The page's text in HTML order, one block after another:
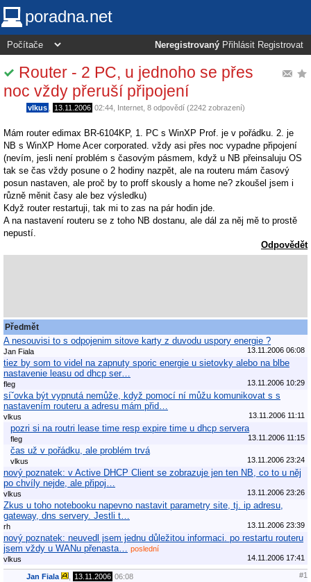
poradna.net
Neregistrovaný Přihlásit Registrovat
Router - 2 PC, u jednoho se přes
noc vždy přeruší připojení
vlkus 13.11.2006 02:44 Internet , 8 odpovědí (2242 zobrazení)
Mám router edimax BR-6104KP, 1. PC s WinXP Prof. je v pořádku. 2. je
NB s WinXP Home Acer corporated. vždy asi přes noc vypadne připojení
(nevím, jesli není problém s časovým pásmem, když u NB přeinsaluju OS
tak se čas vždy posune o 2 hodiny nazpět, ale na routeru mám časový
posun nastaven, ale proč by to proff skously a home ne? zkoušel jsem i
různě měnit časy ale bez výsledku)
Když router restartuji, tak mi to zas na pár hodin jde.
A na nastavení routeru se z toho NB dostanu, ale dál za něj mě to prostě
nepustí.
Odpovědět
Předmět
A nesouvisi to s odpojenim sitove karty z duvodu uspory energie ?
Jan Fiala 13.11.2006 06:08
tiez by som to videl na zapnuty sporic energie u sietovky alebo na blbe
nastavenie leasu od dhcp ser…
fleg 13.11.2006 10:29
síˇovka být vypnutá nemůže, když pomocí ní můžu komunikovat s s
nastavením routeru a adresu mám přid…
vlkus 13.11.2006 11:11
pozri si na routri lease time resp expire time u dhcp servera
fleg 13.11.2006 11:15
čas už v pořádku, ale problém trvá
vlkus 13.11.2006 23:24
nový poznatek: v Active DHCP Client se zobrazuje jen ten NB, co to u něj
po chvíly nejde, ale připoj…
vlkus 13.11.2006 23:26
Zkus u toho notebooku napevno nastavit parametry site, tj. ip adresu,
gateway, dns servery. Jestli t…
rh 13.11.2006 23:39
nový poznatek: neuvedl jsem jednu důležitou informaci. po restartu routeru
jsem vždy u WANu přenasta…
poslední
vlkus
14.11.2006 17:41
Jan Fiala 13.11.2006 06:08 #1